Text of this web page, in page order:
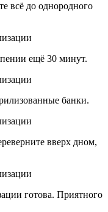
всё до однородного
ещё 30 минут.
банки.
вверх дном,
готова. Приятного